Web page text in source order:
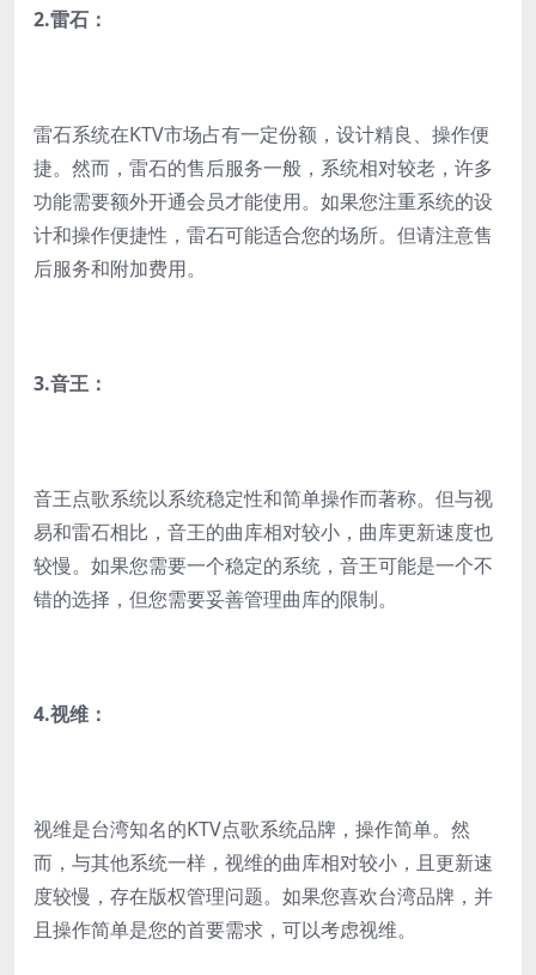
2.雷石：
雷石系统在KTV市场占有一定份额，设计精良、操作便
捷。然而，雷石的售后服务一般，系统相对较老，许多
功能需要额外开通会员才能使用。如果您注重系统的设
计和操作便捷性，雷石可能适合您的场所。但请注意售
后服务和附加费用。
3.音王：
音王点歌系统以系统稳定性和简单操作而著称。但与视
易和雷石相比，音王的曲库相对较小，曲库更新速度也
较慢。如果您需要一个稳定的系统，音王可能是一个不
错的选择，但您需要妥善管理曲库的限制。
4.视维：
视维是台湾知名的KTV点歌系统品牌，操作简单。然
而，与其他系统一样，视维的曲库相对较小，且更新速
度较慢，存在版权管理问题。如果您喜欢台湾品牌，并
且操作简单是您的首要需求，可以考虑视维。